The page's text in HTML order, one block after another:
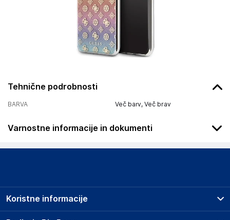
Tehnične podrobnosti
BARVA Več barv, Več brav
Varnostne informacije in dokumenti
Podatki o proizvajalcu
Guess Outlet
Koristne informacije
Prodajna mesta